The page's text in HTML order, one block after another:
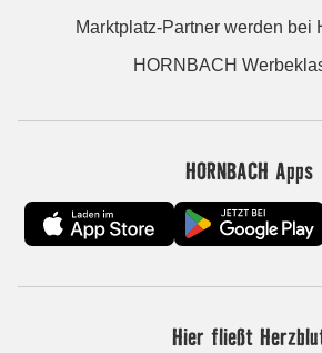
Marktplatz-Partner werden bei
HORNBACH
HORNBACH Apps
Hier fließt